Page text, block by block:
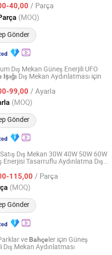
40,00 / Parça
(MOQ)
Gönder
2013
Dış Mekan Güneş Enerjili UFO
Işığı Dış Mekan Aydınlatması için
99,00 / Ayarla
(MOQ)
Gönder
Co., Ltd.
Fiyat 2025
Dış Mekan 30W 40W 50W 60W
Enerjisi Tasarruflu Aydınlatma Dış
Yol Güneş Sokak Lambası
115,00 / Parça
(MOQ)
Gönder
Technology Co., Ltd
2024
ve Bahçeler için Güneş
Dış Mekan Aydınlatması
Electronic Co., Ltd.